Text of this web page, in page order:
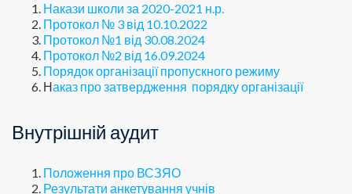
Накази школи за 2020-2021 н.р.
Протокол № 3 від 10.10.2022
Протокол №1 від 30.08.2024
Протокол №2 від 16.09.2024
Порядок організації пропускного режиму
Наказ про затвердження порядку організації
Внутрішній аудит
Положення про ВСЗЯО
Результати анкетування учнів